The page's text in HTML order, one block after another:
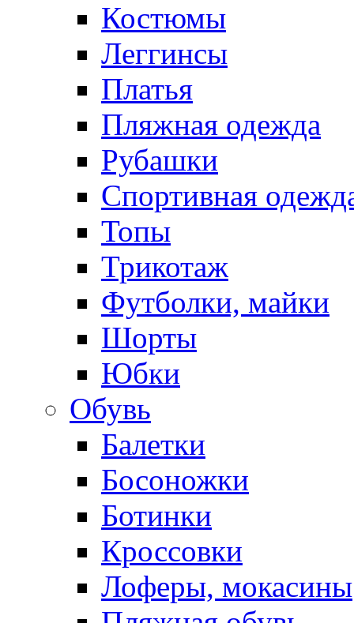
Костюмы
Леггинсы
Платья
Пляжная одежда
Рубашки
Спортивная
Топы
Трикотаж
Футболки, майки
Шорты
Юбки
Обувь
Балетки
Босоножки
Ботинки
Кроссовки
Лоферы, мокасины